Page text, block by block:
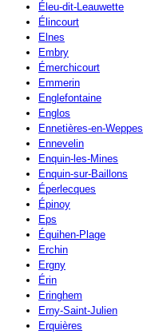
Éleu-dit-Leauwette
Élincourt
Elnes
Embry
Émerchicourt
Emmerin
Englefontaine
Englos
Ennetières-en-Weppes
Ennevelin
Enquin-les-Mines
Enquin-sur-Baillons
Éperlecques
Épinoy
Eps
Équihen-Plage
Erchin
Ergny
Érin
Eringhem
Erny-Saint-Julien
Erquières